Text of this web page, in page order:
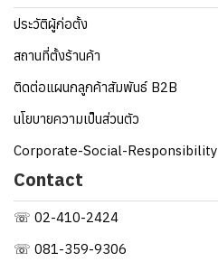
ประวัติผู้ก่อตั้ง
สถานที่ตั้งร้านค้า
ติดต่อแผนกลูกค้าสัมพันธ์ B2B
นโยบายความเป็นส่วนตัว
Corporate-Social-Responsibility
Contact
☏ 02-410-2424
☏ 081-359-9306